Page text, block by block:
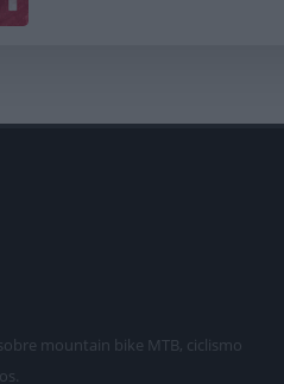
mountain bike MTB, ciclismo